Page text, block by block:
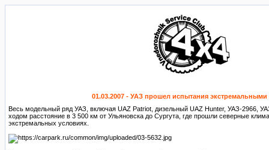
01.03.2007 - УАЗ прошел испытания
Весь модельный ряд УАЗ, включая UAZ Patriot, дизельный UAZ Hunter, УАЗ-2966,
ходом расстояние в 3 500 км от Ульяновска до Сургута, где прошли северные
экстремальных условиях.